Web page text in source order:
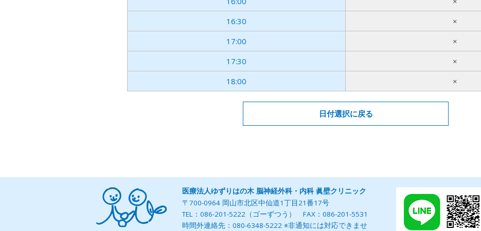
16:30
×
17:00
×
17:30
×
18:00
×
日付選択に戻る
医療法人ゆずりはの木 脳神経外科・内科 眞壁クリニック
〒700-0964 岡山市北区中仙道1丁目21番17号
TEL：086-201-5222（ゴーずつう） FAX：086-201-5531
時間外連絡先：080-6348-5222 ※非通知には対応できませ